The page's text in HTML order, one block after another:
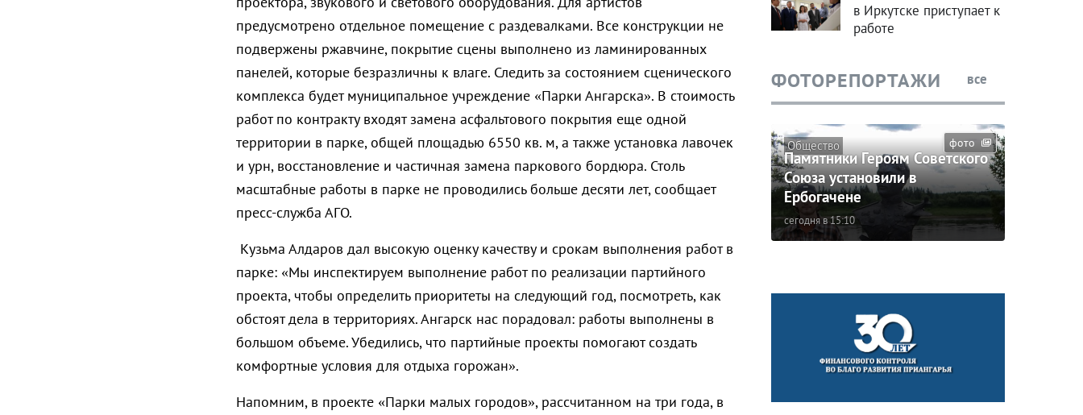
предусмотрено отдельное помещение с раздевалками. Все конструкции не
подвержены ржавчине, покрытие сцены выполнено из ламинированных
панелей, которые безразличны к влаге. Следить за состоянием сценического
комплекса будет муниципальное учреждение «Парки Ангарска». В стоимость
работ по контракту входят замена асфальтового покрытия еще одной
территории в парке, общей площадью 6550 кв. м, а также установка лавочек
и урн, восстановление и частичная замена паркового бордюра. Столь
масштабные работы в парке не проводились больше десяти лет, сообщает
пресс-служба АГО.
Кузьма Алдаров дал высокую оценку качеству и срокам выполнения работ в
парке: «Мы инспектируем выполнение работ по реализации партийного
проекта, чтобы определить приоритеты на следующий год, посмотреть, как
обстоят дела в территориях. Ангарск нас порадовал: работы выполнены в
большом объеме. Убедились, что партийные проекты помогают создать
комфортные условия для отдыха горожан».
Напомним, в проекте «Парки малых городов», рассчитанном на три года, в
в Иркутске приступает к
работе
ФОТОРЕПОРТАЖИ все
фото
Общество
Памятники Героям Советского
Союза установили в
Ербогачене
сегодня в 15:10